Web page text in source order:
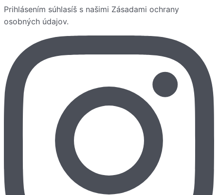
Prihlásením súhlasíš s našimi Zásadami ochrany
osobných údajov.